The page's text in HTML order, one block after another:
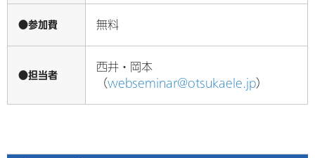
●参加費 無料
●担当者
西井・岡本
（webseminar@otsukaele.jp）